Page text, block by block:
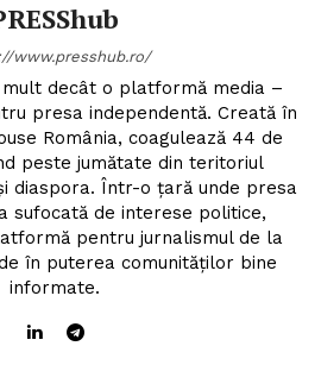
www.presshub.ro/
mult decât o platformă media –
presa independentă. Creată în
România, coagulează 44 de
peste jumătate din teritoriul
diaspora. Într-o țară unde presa
sufocată de interese politice,
pentru jurnalismul de la
în puterea comunităților bine
informate.